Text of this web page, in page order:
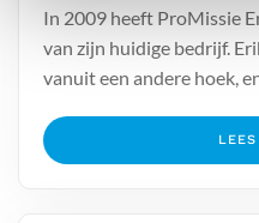
In 2009 heeft ProMissie
van zijn huidige bedrijf.
vanuit een andere hoek,